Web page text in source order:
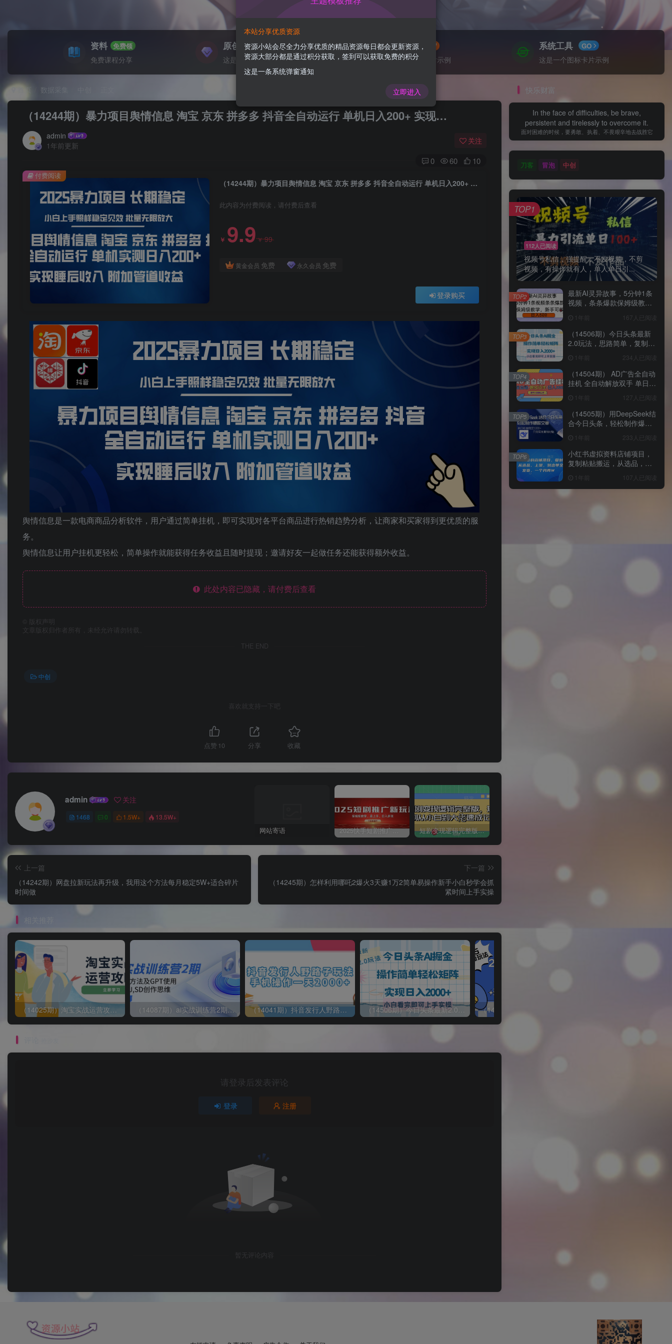
资料 免费领
免费课程分享
原创作品 VIP抢先
这是一个图标卡片示例
灵感来源 NEW
这是一个图标卡片示例
系统工具 GO
这是一个图标卡片示例
数据采集
（14244期）暴力项目舆情信息 淘宝 京东 拼多多 抖音全自动运行 单机日入200+ 实现…
admin
1年前更新
关注
0 60 10
（14244期）暴力项目舆情信息 淘宝 京东 拼多多 抖音全自动运行 单机日入200+ 实现…
此内容为付费阅读，请付费后查看
￥ 9.9￥99
黄金会员 免费 永久会员 免费
登录购买
付费阅读
舆情信息是一款电商商品分析软件，用户通过简单挂机，即可实现对各平台商品进行热销趋势分析，让商家和买家得到更优质的服
务。
舆情信息让用户挂机更轻松，简单操作就能获得任务收益且随时提现；邀请好友一起做任务还能获得额外收益。
此处内容已隐藏，请付费后查看
版权声明
文章版权归作者所有，未经允许请勿转载。
THE END
中创
喜欢就支持一下吧
点赞 10 分享 收藏
admin 关注
1468 0 1.5W+ 13.5W+
网站寄语 2025快手短剧推广新玩法，保姆级教学，日入多张，可矩阵操作 短剧变现逻辑完整版，短剧从小白到大佬速成记
上一篇
（14242期）网盘拉新玩法再升级，我用这个方法每月稳定5W+适合碎片
时间做
下一篇
（14245期）怎样利用哪吒2爆火3天赚1万2简单易操作新手小白秒学会抓
紧时间上手实操
相关推荐
（14025期）淘宝实战运营攻略：店铺基础优化、直通车推广、爆款打造、客服管理、搜… （14087期）ai实战训练营2期：学习AI方法及GPT使用，掌握MJ,SD创作思维 （14041期）抖音发行人野路子玩法，手机操作一天2000+ （14506期）今日头条最新2.0玩法，思路简单，复制粘贴，轻松实现矩阵日入2000+
请登录后发表评论
登录 注册
暂无评论内容
快乐财富
In the face of difficulties, be brave,
persistent and tirelessly to overcome it.
面对困难的时候，要勇敢、执着、不畏艰辛地去战胜它
刀客 冒泡 中创
112人已阅读
视频号私信，强提醒，不发视频，不剪
视频，有操作就有人，单人单日引...
TOP1
最新AI灵异故事，5分钟1条
视频，条条爆款保姆级教
1年前 167人已阅读
TOP2
（14506期）今日头条最新
2.0玩法，思路简单，复制粘
2000+
1年前 234人已阅读
TOP3
（14504期） AD广告全自动
挂机 全自动解放双手 单日
1年前 127人已阅读
TOP4
（14505期）用DeepSeek结
合今日头条，轻松制作爆款
需简单…
1年前 233人已阅读
TOP5
小红书虚拟资料店铺项目，
复制粘贴搬运，从选品，上
个月两W
1年前 107人已阅读
TOP6
本站分享优质资源
资源小站会尽全力分享优质的精品资源每日都会更新资源，
资源大部分都是通过积分获取，签到可以获取免费的积分
这是一条系统弹窗通知
立即进入